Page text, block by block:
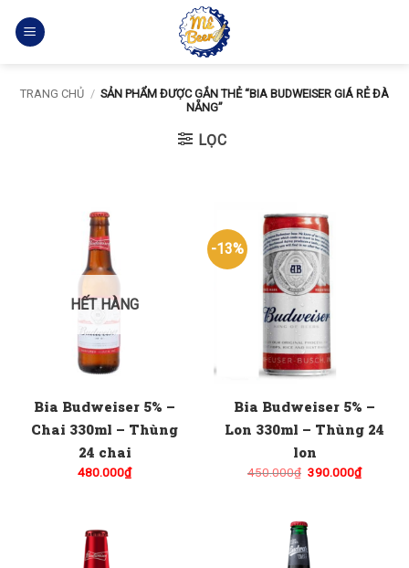
qua
TRANG CHỦ / SẢN PHẨM ĐƯỢC GẮN THẺ “BIA BUDWEISER GIÁ RẺ ĐÀ
NẴNG”
LỌC
HẾT HÀNG
Bia Budweiser 5% –
Chai 330ml – Thùng
24 chai
480.000₫
-13%
Bia Budweiser 5% –
Lon 330ml – Thùng 24
lon
450.000₫ Giá
390.000₫Giá
hiện